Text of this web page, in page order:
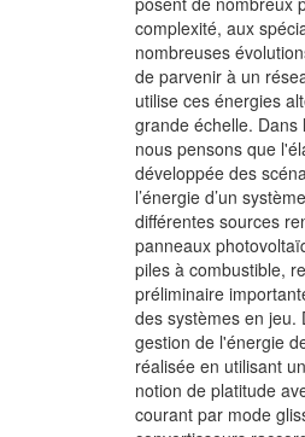
complexité, aux
nombreuses
de parvenir à un
utilise ces énergies
grande échelle.
nous pensons que
développée des
l’énergie d’un
différentes sources
panneaux
piles à combustible,
préliminaire
des systèmes en jeu.
gestion de l'énergie
réalisée en utilisant
notion de platitude
courant par mode